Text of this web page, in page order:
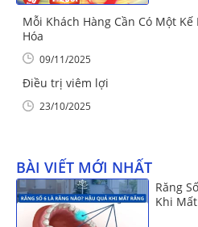
Mỗi Khách Hàng Cần Có Một
Hóa
09/11/2025
Điều trị viêm lợi
23/10/2025
BÀI VIẾT MỚI NHẤT
Răng
Khi